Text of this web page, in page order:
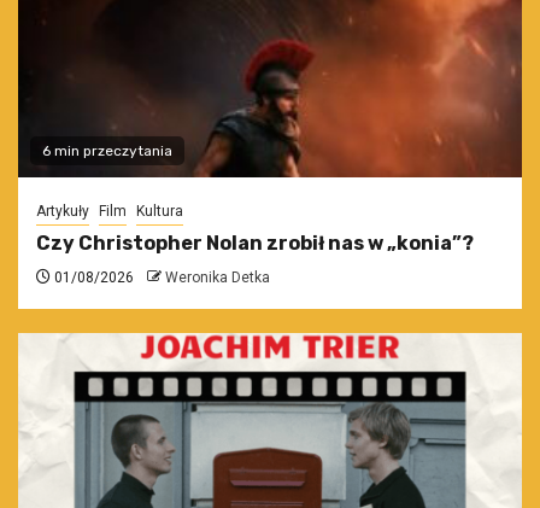
6 min przeczytania
Artykuły Film Kultura
Czy Christopher Nolan zrobił nas w „konia”?
01/08/2026 Weronika Detka